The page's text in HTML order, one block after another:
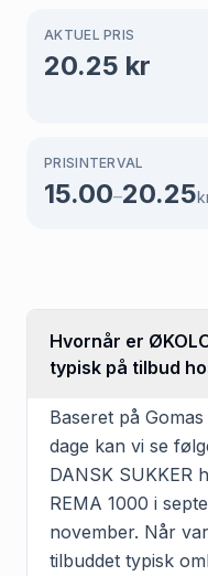
AKTUEL PRIS
20.25 kr
PRISINTERVAL
15.00–20.25
Hvornår er
typisk på tilbud
Baseret på
dage kan vi se
DANSK SUKKER
REMA 1000 i
november. Når
tilbuddet typisk